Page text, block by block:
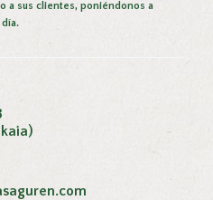
a sus clientes, poniéndonos a